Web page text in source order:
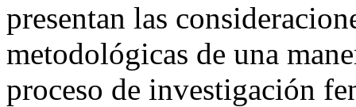
presentan las
metodológicas de una
proceso de investigación